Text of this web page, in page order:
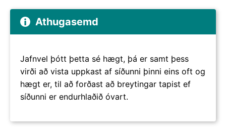
Athugasemd
Jafnvel þótt þetta sé hægt, þá er samt þess
virði að vista uppkast af síðunni þinni eins oft og
hægt er, til að forðast að breytingar tapist ef
síðunni er endurhlaðið óvart.